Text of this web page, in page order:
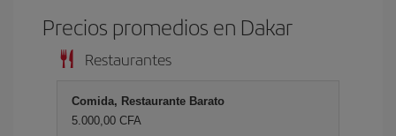
Precios promedios en Dakar
Restaurantes
Comida, Restaurante Barato
5.000,00 CFA